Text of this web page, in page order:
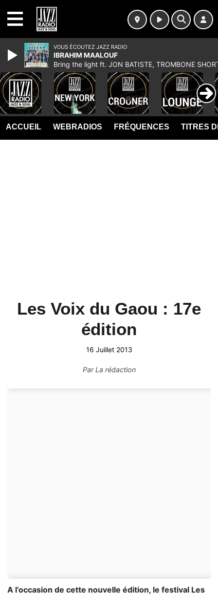
ACCUEIL WEBRADIOS FRÉQUENCES TITRES
Les Voix du Gaou : 17e
édition
16 Juillet 2013
ParLa rédaction
A l’occasion de cette nouvelle édition, le festival Les
VOUS ÉCOUTEZ JAZZ RADIO
IBRAHIM MAALOUF
Bring the light ft. JON BATISTE, TROMBONE